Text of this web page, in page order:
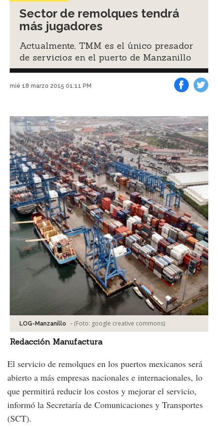
Sector de remolques tendrá
más jugadores
Actualmente, TMM es el único presador
de servicios en el puerto de Manzanillo
mié 18 marzo 2015 01:11 PM
LOG-Manzanillo - (Foto: google creative commons)
Redacción Manufactura
El servicio de remolques en los puertos mexicanos será
abierto a más empresas nacionales e internacionales, lo
que permitirá reducir los costos y mejorar el servicio,
informó la Secretaría de Comunicaciones y Transportes
(SCT).